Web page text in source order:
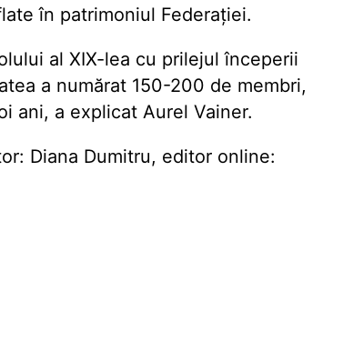
în patrimoniul Federației.
al XIX-lea cu prilejul începerii
a numărat 150-200 de membri,
ani, a explicat Aurel Vainer.
Diana Dumitru, editor online: